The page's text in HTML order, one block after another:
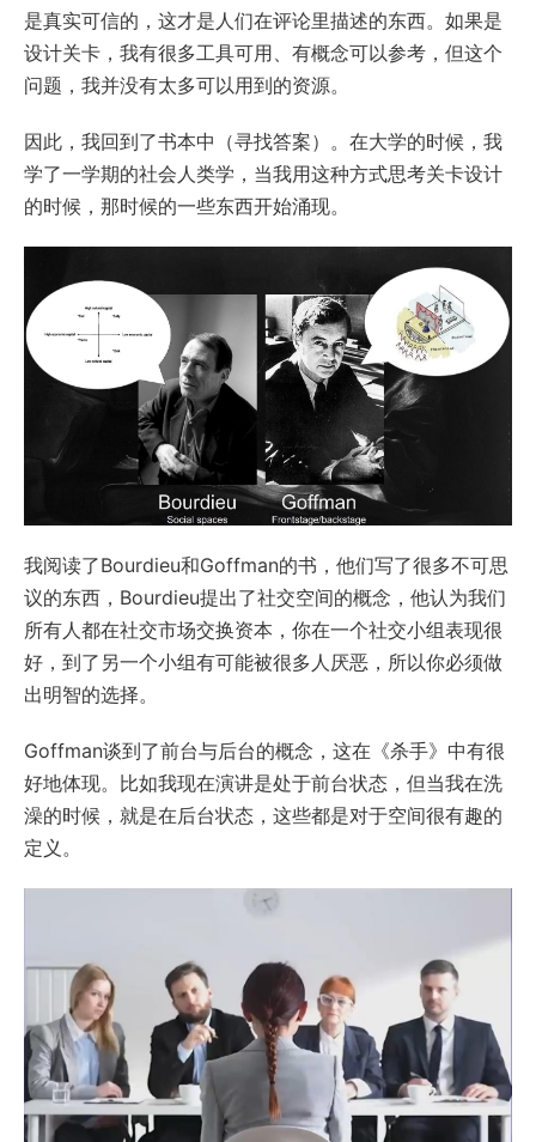
是真实可信的，这才是人们在评论里描述的东西。如果是
设计关卡，我有很多工具可用、有概念可以参考，但这个
问题，我并没有太多可以用到的资源。
因此，我回到了书本中（寻找答案）。在大学的时候，我
学了一学期的社会人类学，当我用这种方式思考关卡设计
的时候，那时候的一些东西开始涌现。
我阅读了Bourdieu和Goffman的书，他们写了很多不可思
议的东西，Bourdieu提出了社交空间的概念，他认为我们
所有人都在社交市场交换资本，你在一个社交小组表现很
好，到了另一个小组有可能被很多人厌恶，所以你必须做
出明智的选择。
Goffman谈到了前台与后台的概念，这在《杀手》中有很
好地体现。比如我现在演讲是处于前台状态，但当我在洗
澡的时候，就是在后台状态，这些都是对于空间很有趣的
定义。